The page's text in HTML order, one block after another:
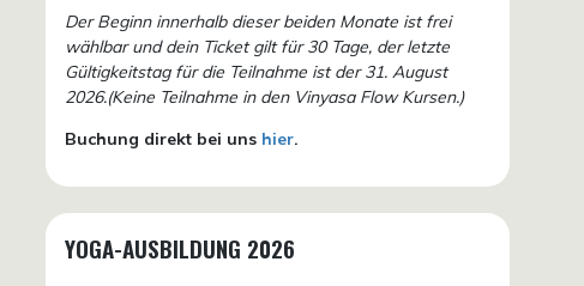
Der Beginn innerhalb dieser beiden Monate ist frei
wählbar und dein Ticket gilt für 30 Tage, der letzte
Gültigkeitstag für die Teilnahme ist der 31. August
2026.(Keine Teilnahme in den Vinyasa Flow Kursen.)
Buchung direkt bei uns hier.
YOGA-AUSBILDUNG 2026